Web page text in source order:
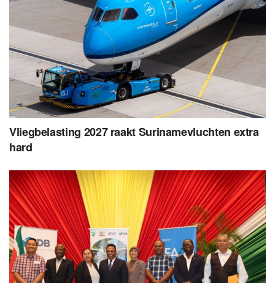
Vliegbelasting 2027 raakt Surinamevluchten extra
hard